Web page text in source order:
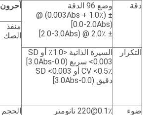
دقة
وضع 96 الدقة
± (1.0٪ + 0.003Abs) @
(0.0-2.0Abs]
± 2.0٪ @ (2.0-3.0Abs]
آحرون
منفذ
الصك
التكرار
السيرة الذاتية <1.0٪ أو SD
<0.003 سريع (0.0-3.0Abs]
CV <0.5٪ أو SD <0.003
دقيق (0.0-3.0Abs]
ضوء
0.1٪@220 نانومتر
الحجم